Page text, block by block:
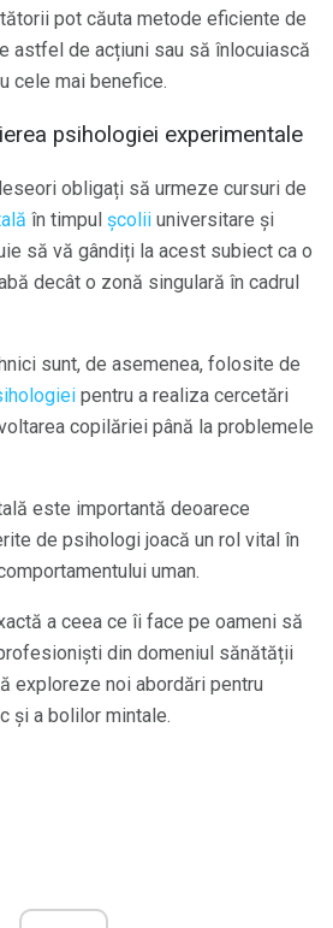
pot căuta metode eficiente de
astfel de acțiuni sau să înlocuiască
cele mai benefice.
psihologiei experimentale
obligați să urmeze cursuri de
în timpul școlii universitare și
să vă gândiți la acest subiect ca o
decât o zonă singulară în cadrul
sunt, de asemenea, folosite de
pentru a realiza cercetări
copilăriei până la problemele
este importantă deoarece
de psihologi joacă un rol vital în
uman.
a ceea ce îi face pe oameni să
din domeniul sănătății
exploreze noi abordări pentru
și a bolilor mintale.